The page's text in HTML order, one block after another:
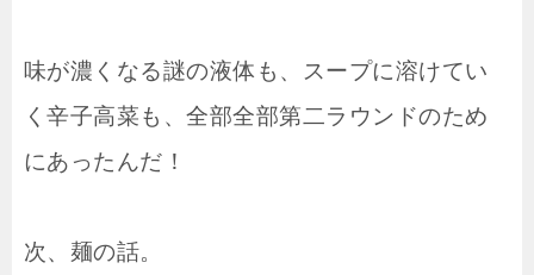
味が濃くなる謎の液体も、スープに溶けてい
く辛子高菜も、全部全部第二ラウンドのため
にあったんだ！
次、麺の話。